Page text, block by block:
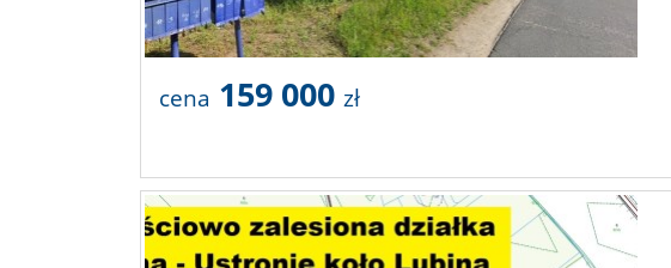
cena 159 000 zł